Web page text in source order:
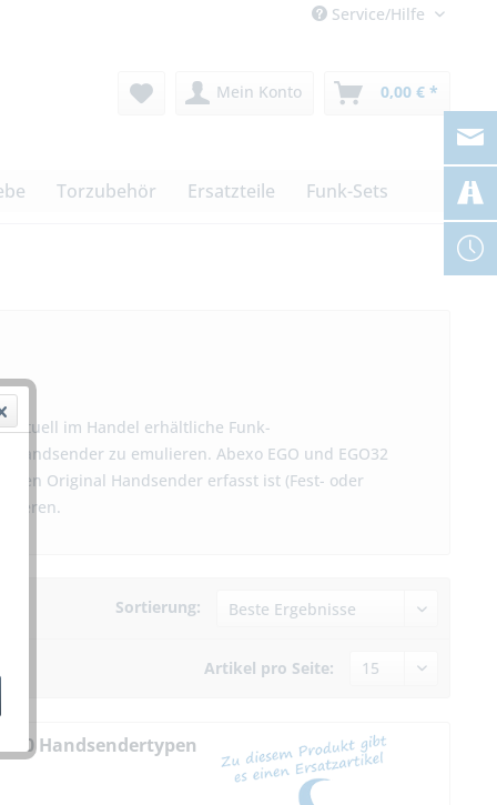
Service/Hilfe
Mein Konto 0,00 € *
Torzubehör Ersatzteile Funk-Sets
aktuell im Handel erhältliche Funk-
zu emulieren. Abexo EGO und EGO32
Original Handsender erfasst ist (Fest- oder
Sortierung:
Artikel pro Seite:
600 Handsendertypen